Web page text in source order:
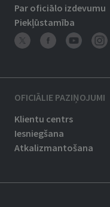
Par oficiālo izdevumu
Piekļūstamība
OFICIĀLIE PAZIŅOJUMI
Klientu centrs
Iesniegšana
Atkalizmantošana